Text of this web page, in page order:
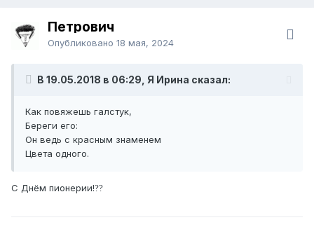
Петрович
Опубликовано 18 мая, 2024
В 19.05.2018 в 06:29, Я Ирина сказал:
Как повяжешь галстук,
Береги его:
Он ведь с красным знаменем
Цвета одного.
С Днём пионерии!??